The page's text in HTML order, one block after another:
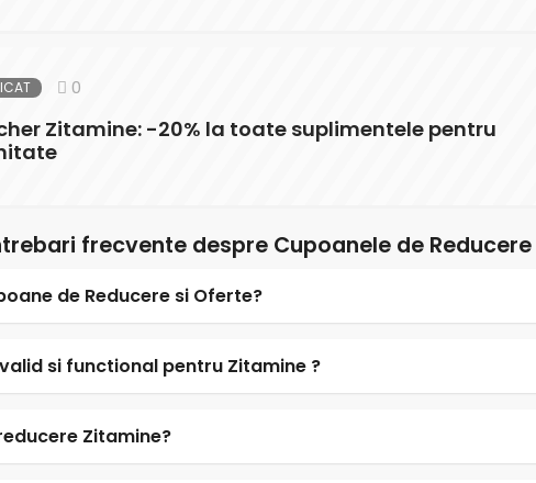
0
Zitamine: -20% la toate suplimentele pentru
frecvente despre Cupoanele de
de Reducere si Oferte?
si functional pentru Zitamine ?
Zitamine?